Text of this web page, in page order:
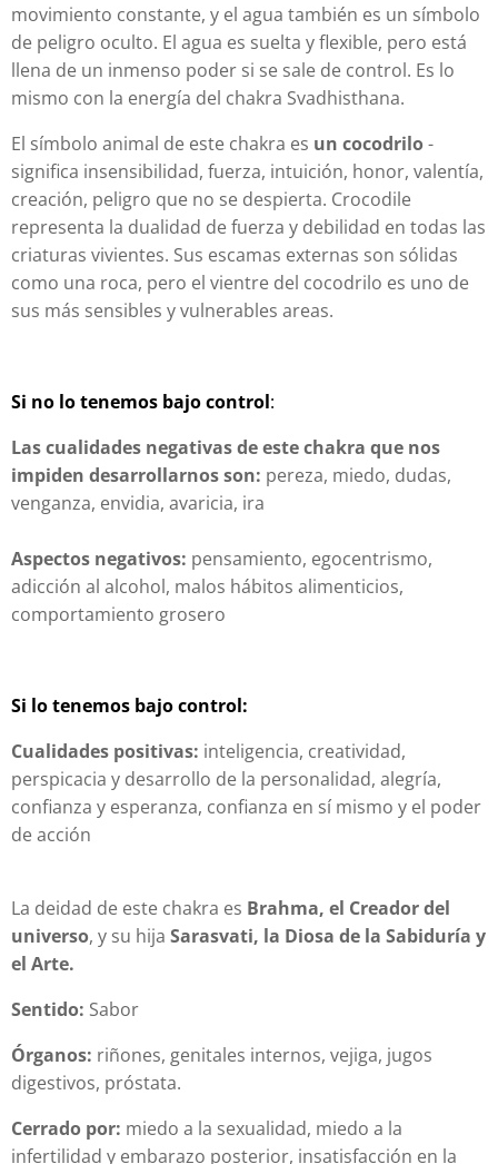
movimiento constante, y el agua también es un símbolo
de peligro oculto. El agua es suelta y flexible, pero está
llena de un inmenso poder si se sale de control. Es lo
mismo con la energía del chakra Svadhisthana.
El símbolo animal de este chakra es un cocodrilo-
significa insensibilidad, fuerza, intuición, honor, valentía,
creación, peligro que no se despierta. Crocodile
representa la dualidad de fuerza y ​​debilidad en todas las
criaturas vivientes. Sus escamas externas son sólidas
como una roca, pero el vientre del cocodrilo es uno de
sus más sensibles y vulnerables areas.
Si no lo tenemos bajo control:
Las cualidades negativas de este chakra que nos
impiden desarrollarnos son: pereza, miedo, dudas,
venganza, envidia, avaricia, ira
Aspectos negativos: pensamiento, egocentrismo,
adicción al alcohol, malos hábitos alimenticios,
comportamiento grosero
Si lo tenemos bajo control:
Cualidades positivas: inteligencia, creatividad,
perspicacia y desarrollo de la personalidad, alegría,
confianza y esperanza, confianza en sí mismo y el poder
de acción
La deidad de este chakra es Brahma, el Creador del
universo, y su hija Sarasvati, la Diosa de la Sabiduría y
el Arte.
Sentido: Sabor
Órganos: riñones, genitales internos, vejiga, jugos
digestivos, próstata.
Cerrado por: miedo a la sexualidad, miedo a la
infertilidad y embarazo posterior, insatisfacción en la